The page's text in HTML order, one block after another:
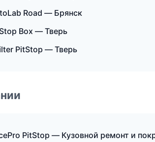
Road — Брянск
Box — Тверь
PitStop — Тверь
PitStop — Кузовной ремонт и